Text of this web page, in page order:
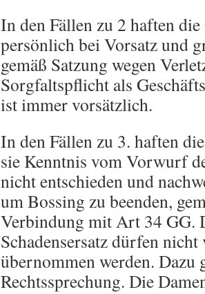
In den Fällen zu 2 haften
persönlich bei Vorsatz und
gemäß Satzung wegen
Sorgfaltspflicht als
ist immer vorsätzlich.
In den Fällen zu 3. haften
sie Kenntnis vom Vorwurf
nicht entschieden und
um Bossing zu beenden,
Verbindung mit Art 34 GG.
Schadensersatz dürfen
übernommen werden. Dazu
Rechtssprechung. Die